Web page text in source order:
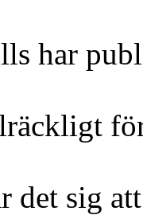
har
det sig